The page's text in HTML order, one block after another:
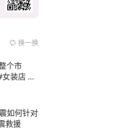
换一换
个市
装店 #
如何针对
救援